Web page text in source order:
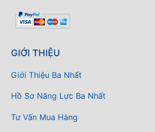
GIỚI THIỆU
Giới Thiệu Ba Nhất
Hồ Sơ Năng Lực Ba Nhất
Tư Vấn Mua Hàng